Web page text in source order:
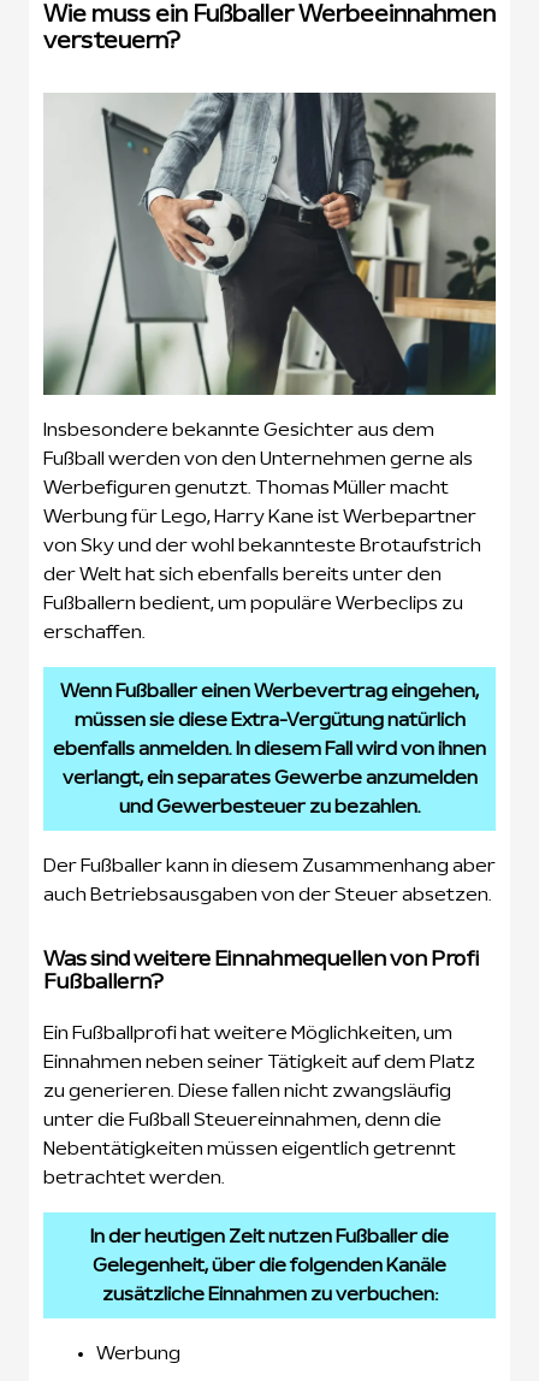
Wie muss ein Fußballer Werbeeinnahmen
versteuern?
Insbesondere bekannte Gesichter aus dem
Fußball werden von den Unternehmen gerne als
Werbefiguren genutzt. Thomas Müller macht
Werbung für Lego, Harry Kane ist Werbepartner
von Sky und der wohl bekannteste Brotaufstrich
der Welt hat sich ebenfalls bereits unter den
Fußballern bedient, um populäre Werbeclips zu
erschaffen.
Wenn Fußballer einen Werbevertrag eingehen,
müssen sie diese Extra-Vergütung natürlich
ebenfalls anmelden. In diesem Fall wird von ihnen
verlangt, ein separates Gewerbe anzumelden
und Gewerbesteuer zu bezahlen.
Der Fußballer kann in diesem Zusammenhang aber
auch Betriebsausgaben von der Steuer absetzen.
Was sind weitere Einnahmequellen von Profi
Fußballern?
Ein Fußballprofi hat weitere Möglichkeiten, um
Einnahmen neben seiner Tätigkeit auf dem Platz
zu generieren. Diese fallen nicht zwangsläufig
unter die Fußball Steuereinnahmen, denn die
Nebentätigkeiten müssen eigentlich getrennt
betrachtet werden.
In der heutigen Zeit nutzen Fußballer die
Gelegenheit, über die folgenden Kanäle
zusätzliche Einnahmen zu verbuchen:
Werbung